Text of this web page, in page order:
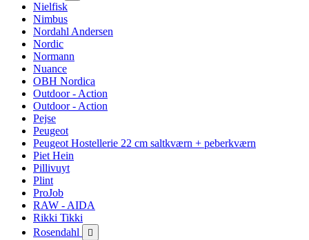
Nielfisk
Nimbus
Nordahl Andersen
Nordic
Normann
Nuance
OBH Nordica
Outdoor - Action
Outdoor - Action
Pejse
Peugeot
Peugeot Hostellerie 22 cm saltkværn + peberkværn
Piet Hein
Pillivuyt
Plint
ProJob
RAW - AIDA
Rikki Tikki
Rosendahl
